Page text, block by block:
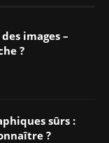
images –
?
sûrs :
?